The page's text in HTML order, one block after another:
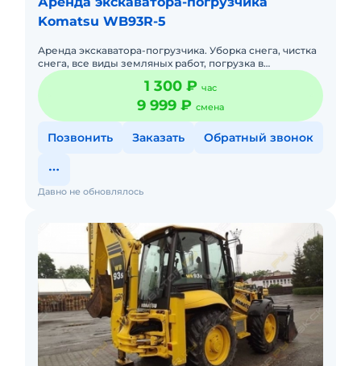
Komatsu WB93R-5
Аренда экскаватора-погрузчика. Уборка снега, чистка
снега, все виды земляных работ, погрузка в
самосвалы, планировка и благоустройство
территории, корчевание пн
1 300 ₽ час
9 999 ₽ смена
Позвонить Заказать Обратный звонок
Давно не обновлялось